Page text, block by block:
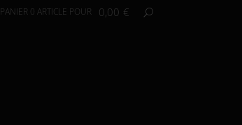
PANIER 0 ARTICLE POUR 0,00 €